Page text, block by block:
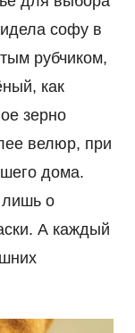
софу в
рубчиком,
как
зерно
велюр, при
дома.
лишь о
А каждый